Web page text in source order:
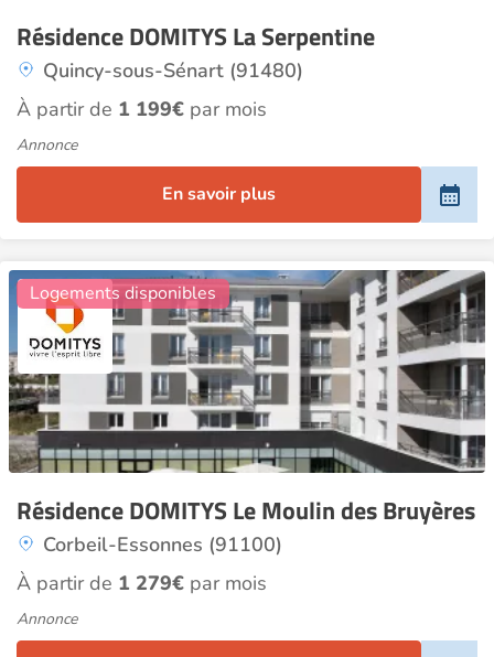
Résidence DOMITYS La Serpentine
Quincy-sous-Sénart (91480)
À partir de 1 199€ par mois
Annonce
En savoir plus
Résidence DOMITYS Le Moulin des Bruyères
Corbeil-Essonnes (91100)
Logements disponibles
À partir de 1 279€ par mois
Annonce